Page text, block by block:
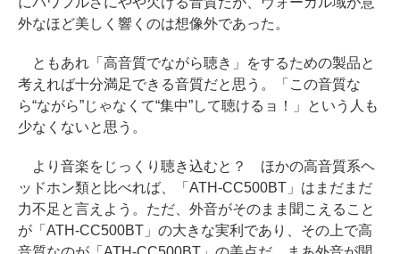
外なほど美しく響くのは想像外であった。
ともあれ「高音質でながら聴き」をするための製品と
考えれば十分満足できる音質だと思う。「この音質な
ら“ながら”じゃなくて“集中”して聴けるョ！」という人も
少なくないと思う。
より音楽をじっくり聴き込むと？ ほかの高音質系ヘ
ッドホン類と比べれば、「ATH-CC500BT」はまだまだ
力不足と言えよう。ただ、外音がそのまま聞こえること
が「ATH-CC500BT」の大きな実利であり、その上で高